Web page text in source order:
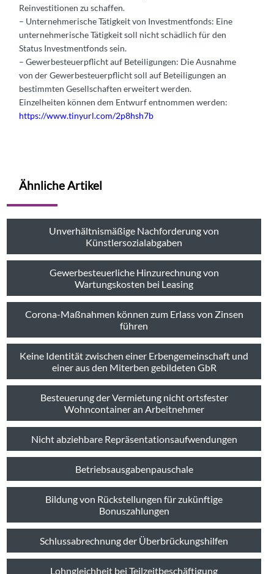
Reinvestitionen zu schaffen.
– Unternehmerische Tätigkeit von Investmentfonds: Eine
unternehmerische Tätigkeit soll nicht schädlich für den
Status Investmentfonds sein.
– Gewerbesteuerpflicht auf Beteiligungen: Die Ausnahme
von der Gewerbesteuerpflicht soll auf Beteiligungen an
bestimmten Gesellschaften erweitert werden.
Einzelheiten können dem Entwurf entnommen werden:
https://www.tinyurl.com/2p8hsh7b
Ähnliche Artikel
Unverhältnismäßige Nachforderung von
Künstlersozialabgaben
Gewerbesteuerliche Hinzurechnung von
Wartungskosten bei Leasing
Corona-Maßnahmen können zum Erlass von Zinsen
führen
Keine Identität zwischen einer Erbengemeinschaft und
einer aus den Miterben gebildeten GbR
Besteuerung der Vermietung nicht ortsfester
Wohncontainer an Arbeitnehmer
Nicht abziehbare Repräsentationsaufwendungen
Betriebsausgabenpauschale
Bildung von Rückstellungen für zukünftige
Bonuszahlungen
Schlussabrechnung der Überbrückungshilfen
Lohngleichheit bei Teilzeitbeschäftigung